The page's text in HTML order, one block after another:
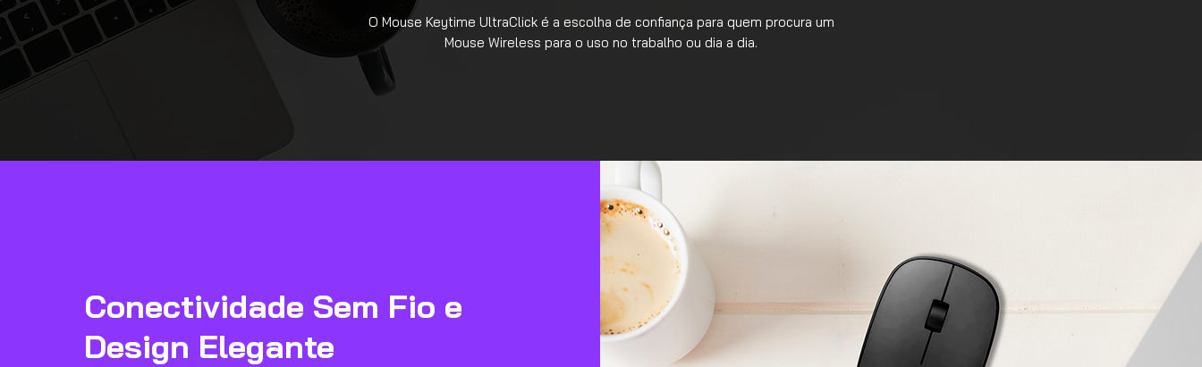
O Mouse Keytime UltraClick é a escolha de confiança para quem procura um
Mouse Wireless para o uso no trabalho ou dia a dia.
Conectividade Sem Fio e
Design Elegante